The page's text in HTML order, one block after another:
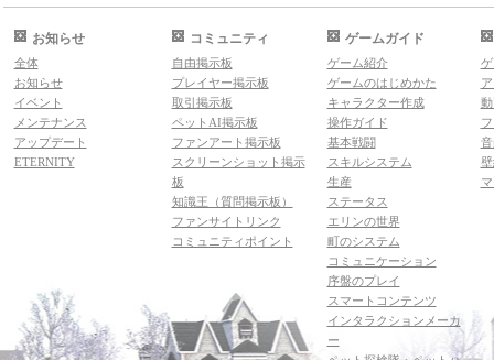
お知らせ
全体
お知らせ
イベント
メンテナンス
アップデート
ETERNITY
コミュニティ
自由掲示板
プレイヤー掲示板
取引掲示板
ペットAI掲示板
ファンアート掲示板
スクリーンショット掲示
板
知識王（質問掲示板）
ファンサイトリンク
コミュニティポイント
ゲームガイド
ゲーム紹介
ゲームのはじめかた
キャラクター作成
操作ガイド
基本戦闘
スキルシステム
生産
ステータス
エリンの世界
町のシステム
コミュニケーション
序盤のプレイ
スマートコンテンツ
インタラクションメーカ
ー